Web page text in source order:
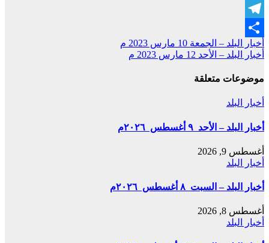
Messenger
Telegram
Share
تصفّح
المقالات
أخبار البلد – الجمعة 10 مارس 2023 م
أخبار البلد – الأحد 12 مارس 2023 م
موضوعات متعلقة
أخبار البلد
أخبار البلد – الأحد ٩ أغسطس ٢٠٢٦م
أغسطس 9, 2026
أخبار البلد
أخبار البلد – السبت ٨ أغسطس ٢٠٢٦م
أغسطس 8, 2026
أخبار البلد